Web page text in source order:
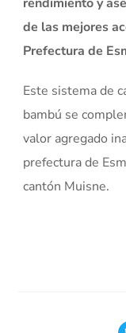
de las mejores
Prefectura de
Este sistema de
bambú se
valor agregado
prefectura de
cantón Muisne.